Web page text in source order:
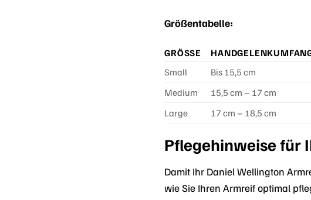
Größentabelle:
GRÖSSE
Small
Bis 15,5 cm
Medium
15,5 cm – 17 cm
Large
17 cm – 18,5 cm
Pflegehinweise für
Damit Ihr Daniel Wellington
wie Sie Ihren Armreif optimal